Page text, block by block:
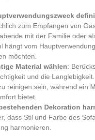
zum Empfangen von
mit der Familie oder
hängt vom
möchten.
Material wählen:
und die
reinigen sein, während ein
bietet.
Dekoration
dass Stil und Farbe des
harmonieren.